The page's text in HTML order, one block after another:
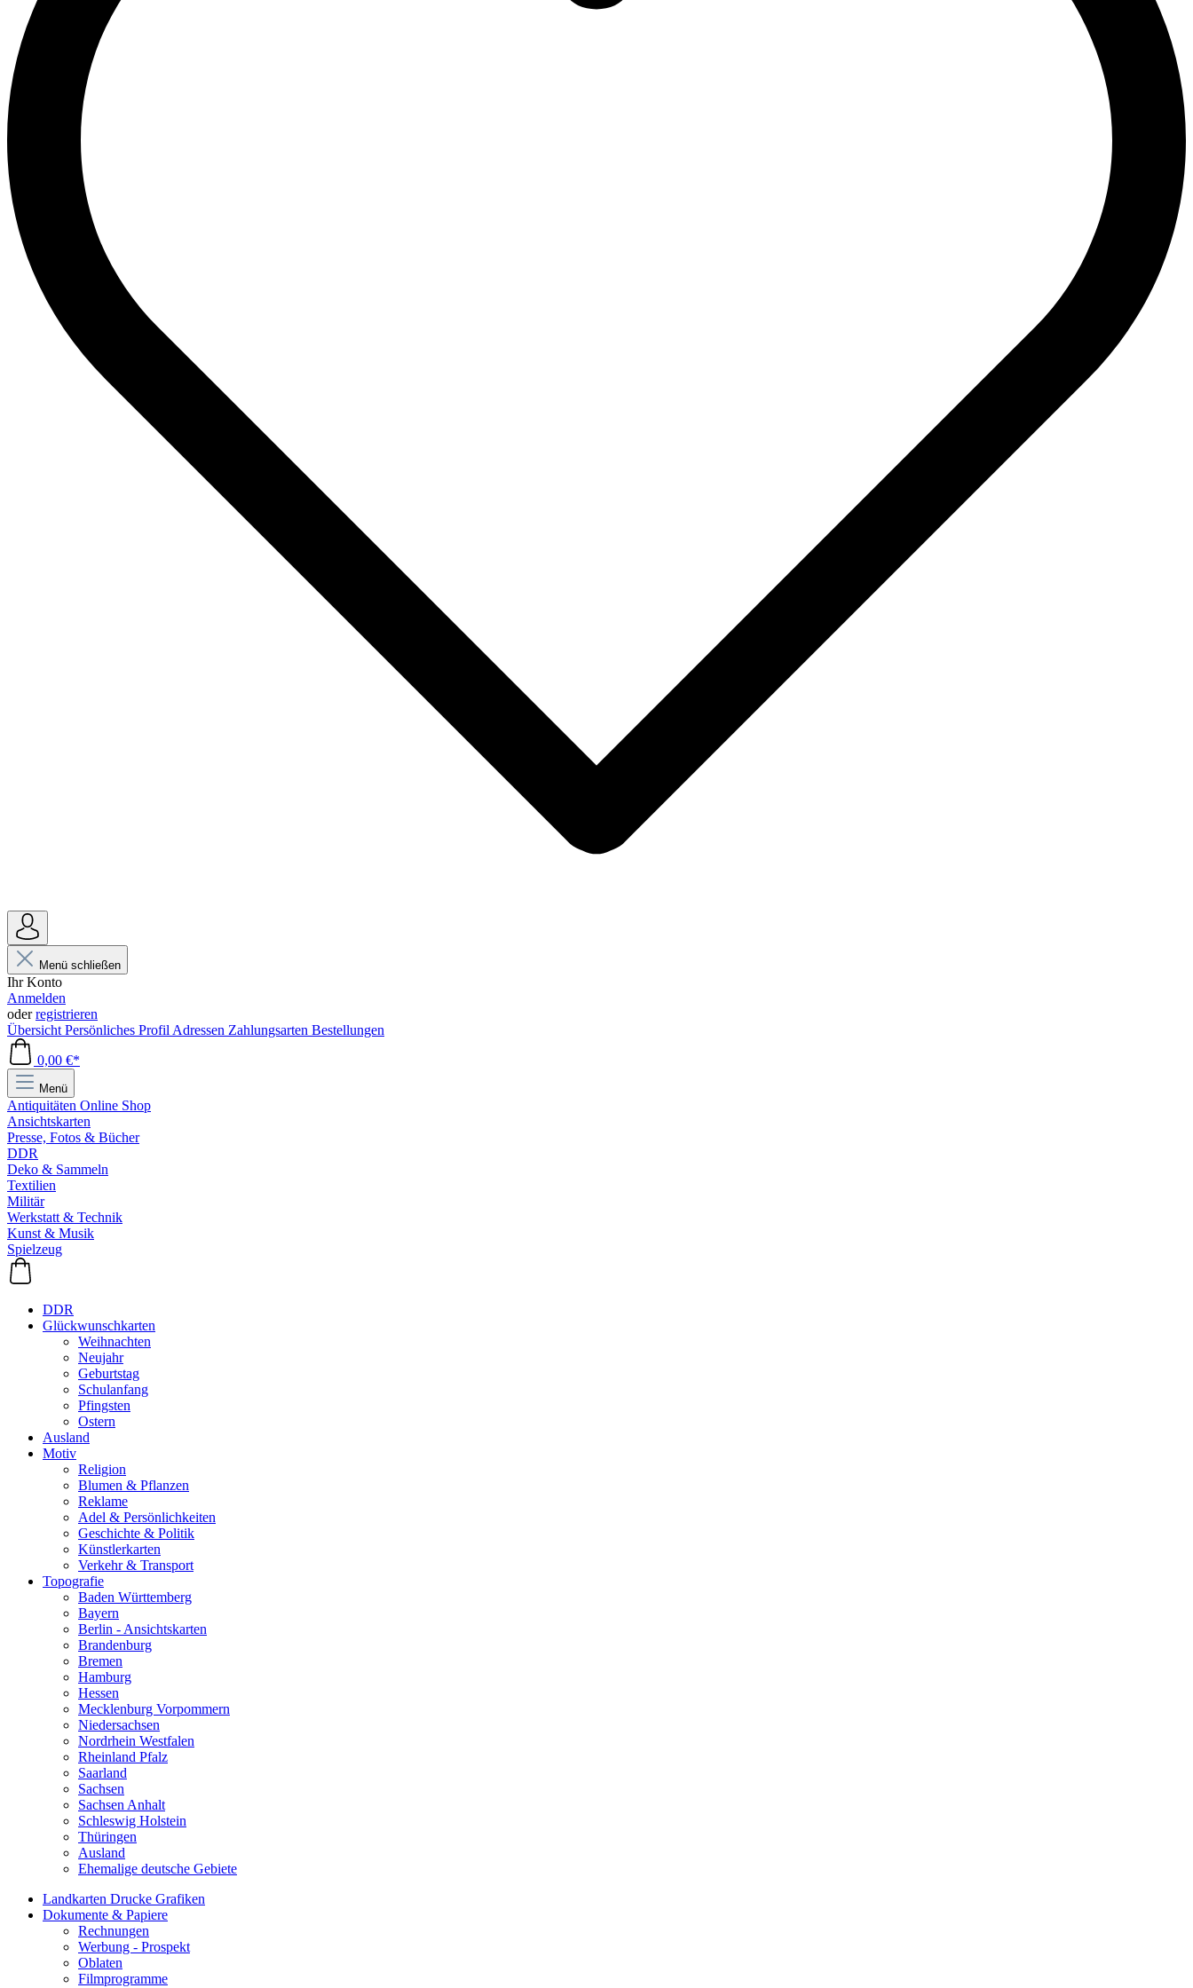
Menü schließen
Ihr Konto
Anmelden
oderregistrieren
Übersicht Persönliches Profil Adressen Zahlungsarten Bestellungen
0,00 €*
Menü
Antiquitäten Online Shop
Ansichtskarten
Presse, Fotos & Bücher
DDR
Deko & Sammeln
Textilien
Militär
Werkstatt & Technik
Kunst & Musik
Spielzeug
DDR
Glückwunschkarten
Weihnachten
Neujahr
Geburtstag
Schulanfang
Pfingsten
Ostern
Ausland
Motiv
Religion
Blumen & Pflanzen
Reklame
Adel & Persönlichkeiten
Geschichte & Politik
Künstlerkarten
Verkehr & Transport
Topografie
Baden Württemberg
Bayern
Berlin - Ansichtskarten
Brandenburg
Bremen
Hamburg
Hessen
Mecklenburg Vorpommern
Niedersachsen
Nordrhein Westfalen
Rheinland Pfalz
Saarland
Sachsen
Sachsen Anhalt
Schleswig Holstein
Thüringen
Ausland
Ehemalige deutsche Gebiete
Landkarten Drucke Grafiken
Dokumente & Papiere
Rechnungen
Werbung - Prospekt
Oblaten
Filmprogramme